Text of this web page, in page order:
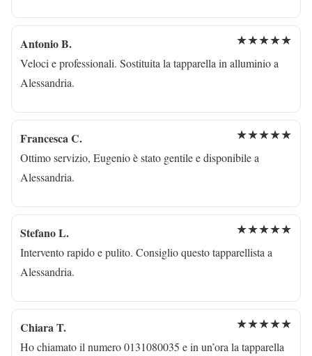
Antonio B. ★★★★★
Veloci e professionali. Sostituita la tapparella in alluminio a
Alessandria.
Francesca C. ★★★★★
Ottimo servizio, Eugenio è stato gentile e disponibile a
Alessandria.
Stefano L. ★★★★★
Intervento rapido e pulito. Consiglio questo tapparellista a
Alessandria.
Chiara T. ★★★★★
Ho chiamato il numero 0131080035 e in un’ora la tapparella